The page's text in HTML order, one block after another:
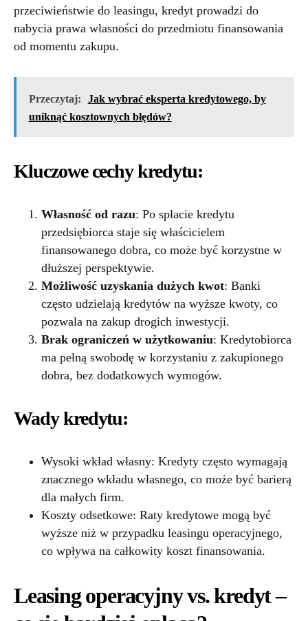
przeciwieństwie do leasingu, kredyt prowadzi do
nabycia prawa własności do przedmiotu finansowania
od momentu zakupu.
Przeczytaj:
Jak wybrać eksperta kredytowego, by
uniknąć kosztownych błędów?
Kluczowe cechy kredytu:
Własność od razu: Po spłacie kredytu
przedsiębiorca staje się właścicielem
finansowanego dobra, co może być korzystne w
dłuższej perspektywie.
Możliwość uzyskania dużych kwot: Banki
często udzielają kredytów na wyższe kwoty, co
pozwala na zakup drogich inwestycji.
Brak ograniczeń w użytkowaniu: Kredytobiorca
ma pełną swobodę w korzystaniu z zakupionego
dobra, bez dodatkowych wymogów.
Wady kredytu:
Wysoki wkład własny: Kredyty często wymagają
znacznego wkładu własnego, co może być barierą
dla małych firm.
Koszty odsetkowe: Raty kredytowe mogą być
wyższe niż w przypadku leasingu operacyjnego,
co wpływa na całkowity koszt finansowania.
Leasing operacyjny vs. kredyt –